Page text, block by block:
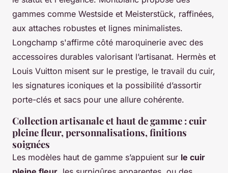
gammes comme Westside et Meisterstück, raffinées,
aux attaches robustes et lignes minimalistes.
Longchamp s'affirme côté maroquinerie avec des
accessoires durables valorisant l’artisanat. Hermès et
Louis Vuitton misent sur le prestige, le travail du cuir,
les signatures iconiques et la possibilité d’assortir
porte-clés et sacs pour une allure cohérente.
Collection artisanale et haut de gamme : cuir
pleine fleur, personnalisations, finitions
soignées
Les modèles haut de gamme s’appuient sur le cuir